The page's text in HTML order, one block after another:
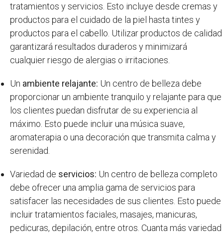
tratamientos y servicios. Esto incluye desde cremas y
productos para el cuidado de la piel hasta tintes y
productos para el cabello. Utilizar productos de calidad
garantizará resultados duraderos y minimizará
cualquier riesgo de alergias o irritaciones.
Un ambiente relajante: Un centro de belleza debe
proporcionar un ambiente tranquilo y relajante para que
los clientes puedan disfrutar de su experiencia al
máximo. Esto puede incluir una música suave,
aromaterapia o una decoración que transmita calma y
serenidad.
Variedad de servicios: Un centro de belleza completo
debe ofrecer una amplia gama de servicios para
satisfacer las necesidades de sus clientes. Esto puede
incluir tratamientos faciales, masajes, manicuras,
pedicuras, depilación, entre otros. Cuanta más variedad